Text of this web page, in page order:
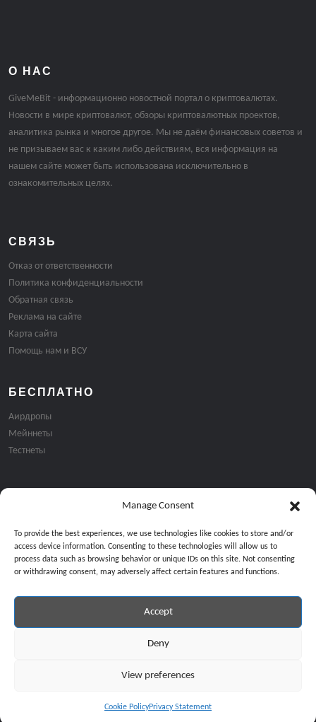
Manage Consent
To provide the best experiences, we use technologies like cookies to store and/or
access device information. Consenting to these technologies will allow us to
process data such as browsing behavior or unique IDs on this site. Not consenting
or withdrawing consent, may adversely affect certain features and functions.
Accept
Deny
View preferences
Cookie PolicyPrivacy Statement
О НАС
GiveMeBit - информационно новостной портал о криптовалютах.
Новости в мире криптовалют, обзоры криптовалютных проектов,
аналитика рынка и многое другое. Мы не даём финансовых советов и
не призываем вас к каким либо действиям, вся информация на
нашем сайте может быть использована исключительно в
ознакомительных целях.
СВЯЗЬ
Отказ от ответственности
Политика конфиденциальности
Обратная связь
Реклама на сайте
Карта сайта
Помощь нам и ВСУ
БЕСПЛАТНО
Аирдропы
Мейннеты
Тестнеты
Подписка на email рассылку:
Продолжая, вы соглашаетесь с нашей политикой
Copyright © 2024 All Rights Reserved by